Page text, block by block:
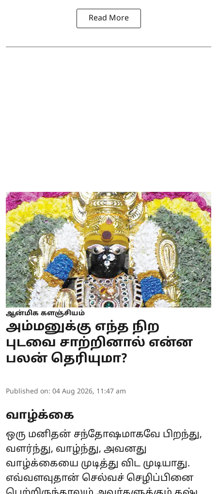
Read More
ஆன்மிக களஞ்சியம்
அம்மனுக்கு எந்த நிற
புடவை சாற்றினால் என்ன
பலன் தெரியுமா?
Published on: 04 Aug 2026, 11:47 am
வாழ்க்கை
ஒரு மனிதன் சந்தோஷமாகவே பிறந்து,
வளர்ந்து, வாழ்ந்து, அவனது
வாழ்க்கையை முடித்து விட முடியாது.
எவ்வளவுதான் செல்வச் செழிப்பினை